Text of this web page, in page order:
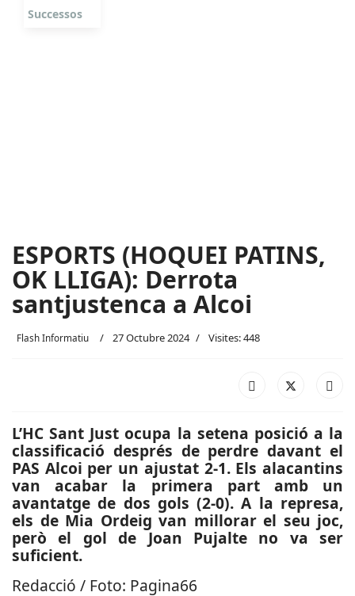
Successos
ESPORTS (HOQUEI PATINS,
OK LLIGA): Derrota
santjustenca a Alcoi
Flash Informatiu 27 Octubre 2024 Visites: 448
L’HC Sant Just ocupa la setena posició a la
classificació després de perdre davant el
PAS Alcoi per un ajustat 2-1. Els alacantins
van acabar la primera part amb un
avantatge de dos gols (2-0). A la represa,
els de Mia Ordeig van millorar el seu joc,
però el gol de Joan Pujalte no va ser
suficient.
Redacció / Foto: Pagina66